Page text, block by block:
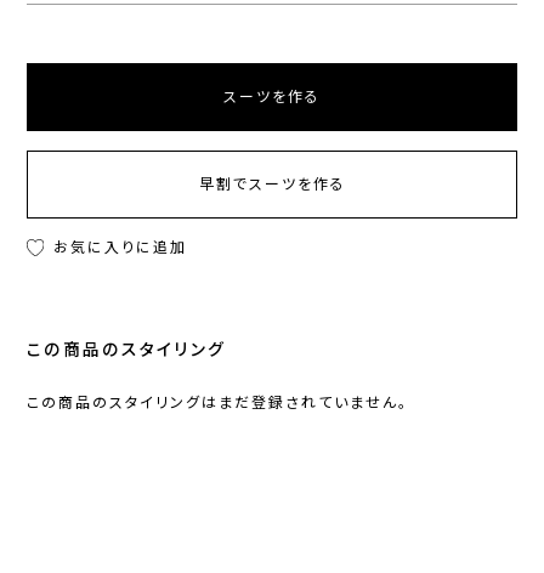
スーツを作る
早割でスーツを作る
お気に入りに追加
この商品のスタイリング
この商品のスタイリングはまだ登録されていません。